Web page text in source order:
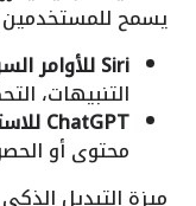
يسمح للمستخدمين
Siri للأوامر السريعة:
التنبيهات،
ChatGPT للاستفسارات التفصيلية:
محتوى أو